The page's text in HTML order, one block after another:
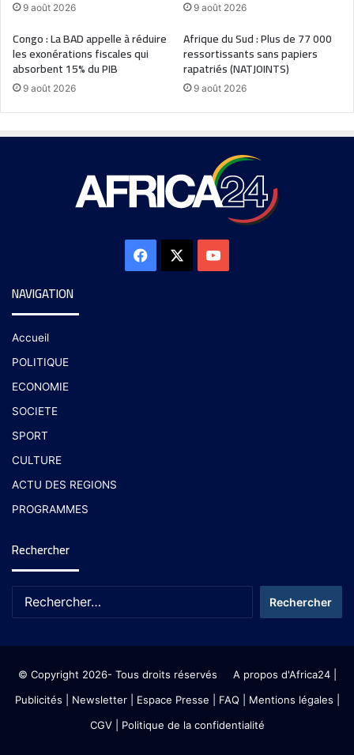
9 août 2026 9 août 2026
Congo : La BAD appelle à réduire
les exonérations fiscales qui
absorbent 15% du PIB
9 août 2026
Afrique du Sud : Plus de 77 000
ressortissants sans papiers
rapatriés (NATJOINTS)
9 août 2026
NAVIGATION
Accueil
POLITIQUE
ECONOMIE
SOCIETE
SPORT
CULTURE
ACTU DES REGIONS
PROGRAMMES
Rechercher
© Copyright 2026- Tous droits réservés A propos d'Africa24|
Publicités
Newsletter| Espace Presse | FAQ | Mentions légales
CGV| Politique de la confidentialité